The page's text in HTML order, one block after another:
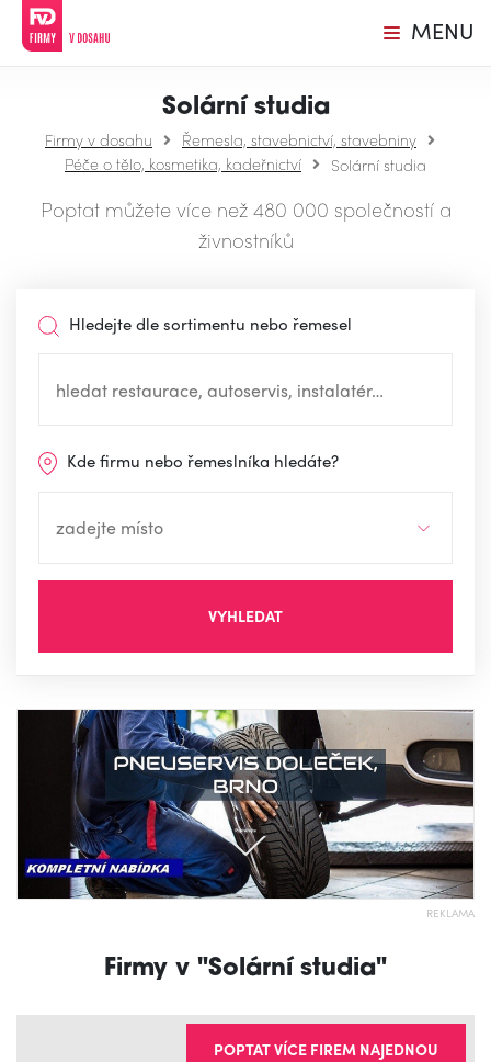
MENU
Solární studia
Firmy v dosahu
Řemesla, stavebnictví, stavebniny
Péče o tělo, kosmetika, kadeřnictví
Solární studia
Poptat můžete více než 480 000 společností a
živnostníků
Hledejte dle sortimentu nebo řemesel
Kde firmu nebo řemeslníka hledáte?
VYHLEDAT
REKLAMA
Firmy v "Solární studia"
POPTAT VÍCE FIREM NAJEDNOU